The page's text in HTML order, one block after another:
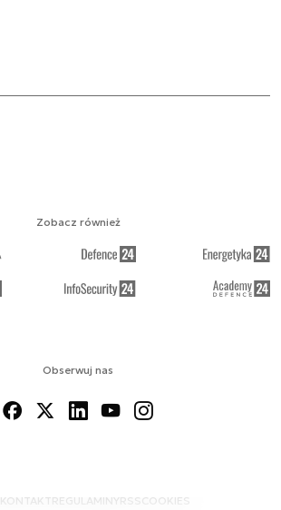
Obserwuj nas
KONTAKTREGULAMINYRSS COOKIES
Zobacz również